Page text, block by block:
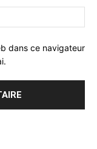
:
dans ce navigateur